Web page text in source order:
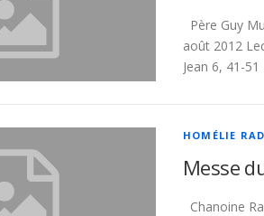
Père Guy
août 2012
Jean 6, 41-
HOMÉLIE
Messe
Chanoine